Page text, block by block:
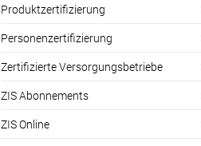
Produktzertifizierung
Personenzertifizierung
Zertifizierte Versorgungsbetriebe
ZIS Abonnements
ZIS Online